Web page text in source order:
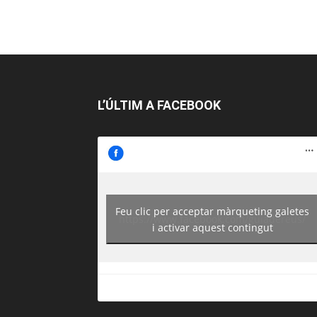
L’ÚLTIM A FACEBOOK
https://www.facebook.com/guiadereus/
Feu clic per acceptar màrqueting galetes
i activar aquest contingut